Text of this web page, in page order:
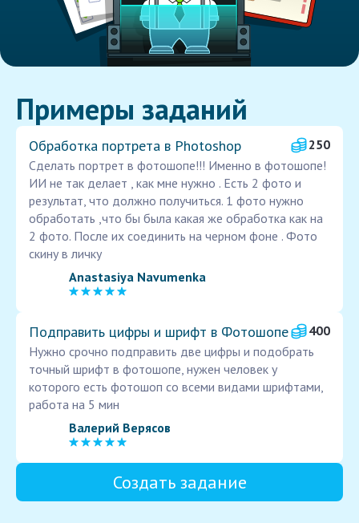
Примеры заданий
Обработка портрета в Photoshop
250
Сделать портрет в фотошопе!!! Именно в фотошопе!
ИИ не так делает , как мне нужно . Есть 2 фото и
результат, что должно получиться. 1 фото нужно
обработать ,что бы была какая же обработка как на
2 фото. После их соединить на черном фоне . Фото
скину в личку
Anastasiya Navumenka
Подправить цифры и шрифт в Фотошопе
400
Нужно срочно подправить две цифры и подобрать
точный шрифт в фотошопе, нужен человек у
которого есть фотошоп со всеми видами шрифтами,
работа на 5 мин
Валерий Верясов
Создать задание